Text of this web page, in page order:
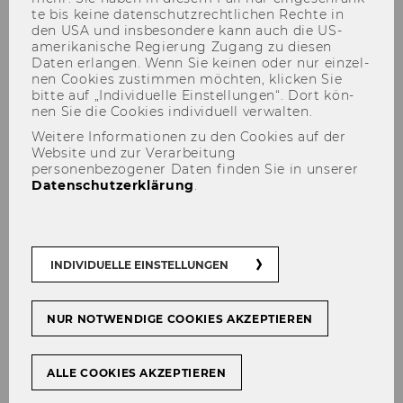
Lea Steininger via Der
Standard: "Die staatliche
Nicht-Möglichkeit der
Intervention"
15. April 2022
te bis keine da­ten­schutz­recht­li­chen Rech­te in
den USA und ins­be­son­de­re kann auch die US-​
amerikanische Re­gie­rung Zu­gang zu die­sen
Daten er­lan­gen. Wenn Sie kei­nen oder nur ein­zel­
nen Coo­kies zu­stim­men möch­ten, kli­cken Sie
bitte auf „In­di­vi­du­el­le Ein­stel­lun­gen“. Dort kön­
nen Sie die Coo­kies in­di­vi­du­ell ver­wal­ten.
Weitere Informationen zu den Cookies auf der
Website und zur Verarbeitung
personenbezogener Daten finden Sie in unserer
Datenschutzerklärung.
INDIVIDUELLE EINSTELLUNGEN
NUR NOTWENDIGE COOKIES AKZEPTIEREN
ALLE COOKIES AKZEPTIEREN